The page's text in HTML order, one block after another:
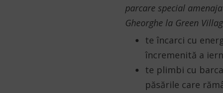
parcare special
Gheorghe la Green
te încarci cu
încremenită a
te plimbi cu
păsările care